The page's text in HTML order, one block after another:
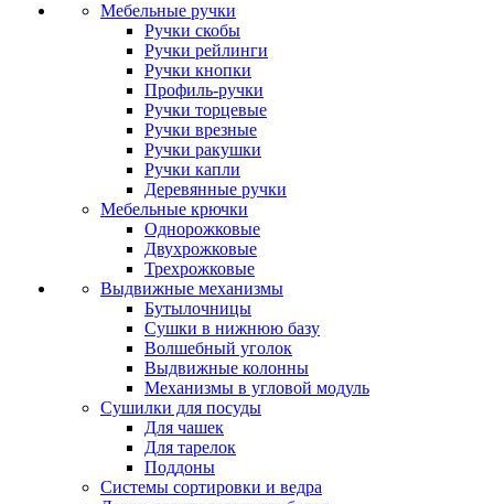
Мебельные ручки
Ручки скобы
Ручки рейлинги
Ручки кнопки
Профиль-ручки
Ручки торцевые
Ручки врезные
Ручки ракушки
Ручки капли
Деревянные ручки
Мебельные крючки
Однорожковые
Двухрожковые
Трехрожковые
Выдвижные механизмы
Бутылочницы
Сушки в нижнюю базу
Волшебный уголок
Выдвижные колонны
Механизмы в угловой модуль
Сушилки для посуды
Для чашек
Для тарелок
Поддоны
Системы сортировки и ведра